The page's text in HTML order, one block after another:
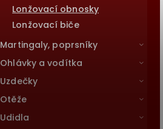
Lonžovací obnosky
Lonžovací biče
Martingaly, poprsníky
Ohlávky a vodítka
Uzdečky
Otěže
Udidla